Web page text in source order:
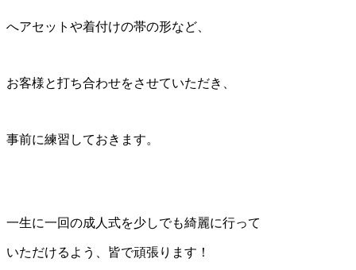
へアセットや着付けの帯の形など、
お客様と打ち合わせをさせていただき、
事前に練習しておきます。
一生に一回の成人式を少しでも綺麗に行って
いただけるよう、皆で頑張ります！